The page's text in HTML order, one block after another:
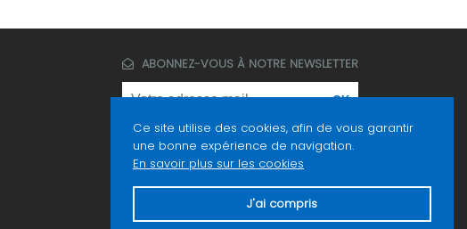
ABONNEZ-VOUS À NOTRE NEWSLETTER
Ce site utilise des cookies, afin de vous garantir
une bonne expérience de navigation.
En savoir plus sur les cookies
J'ai compris